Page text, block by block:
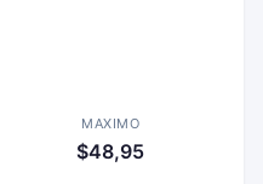
MAXIMO
$48,95